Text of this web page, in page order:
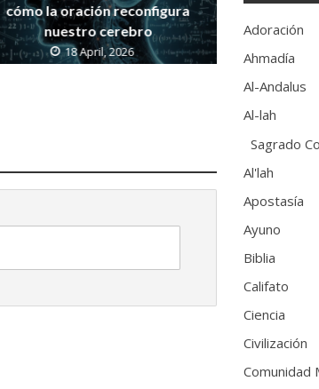
cómo la oración reconfigura
nuestro cerebro
18 April, 2026
Adoración
Ahmadía
Al-Andalus
Al-lah
Sagrado
Al'lah
Apostasía
Ayuno
Biblia
Califato
Ciencia
Civilización
Comunidad